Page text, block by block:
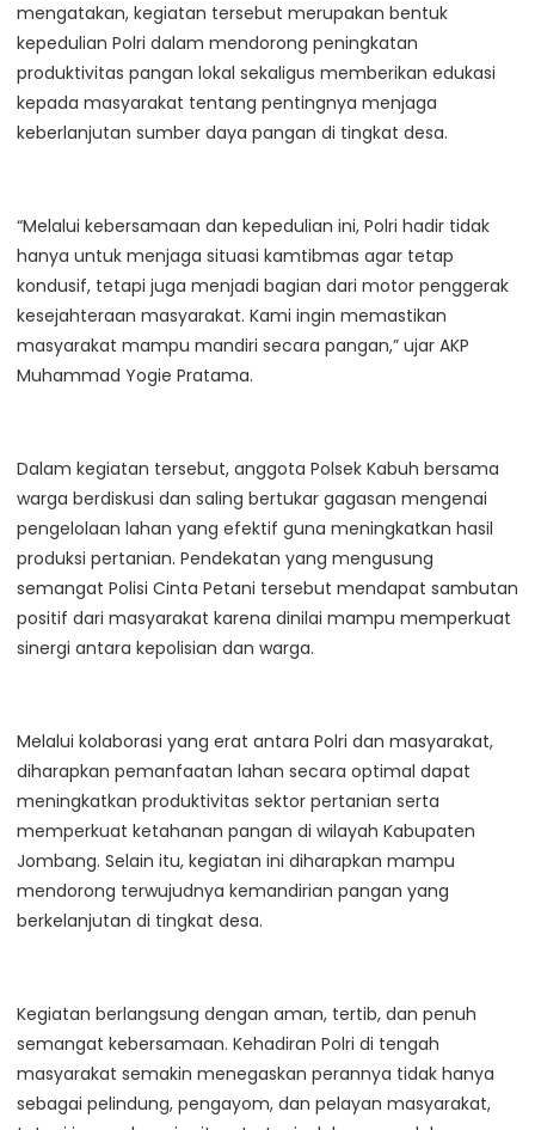
mengatakan, kegiatan tersebut merupakan bentuk
kepedulian Polri dalam mendorong peningkatan
produktivitas pangan lokal sekaligus memberikan edukasi
kepada masyarakat tentang pentingnya menjaga
keberlanjutan sumber daya pangan di tingkat desa.
“Melalui kebersamaan dan kepedulian ini, Polri hadir tidak
hanya untuk menjaga situasi kamtibmas agar tetap
kondusif, tetapi juga menjadi bagian dari motor penggerak
kesejahteraan masyarakat. Kami ingin memastikan
masyarakat mampu mandiri secara pangan,” ujar AKP
Muhammad Yogie Pratama.
Dalam kegiatan tersebut, anggota Polsek Kabuh bersama
warga berdiskusi dan saling bertukar gagasan mengenai
pengelolaan lahan yang efektif guna meningkatkan hasil
produksi pertanian. Pendekatan yang mengusung
semangat Polisi Cinta Petani tersebut mendapat sambutan
positif dari masyarakat karena dinilai mampu memperkuat
sinergi antara kepolisian dan warga.
Melalui kolaborasi yang erat antara Polri dan masyarakat,
diharapkan pemanfaatan lahan secara optimal dapat
meningkatkan produktivitas sektor pertanian serta
memperkuat ketahanan pangan di wilayah Kabupaten
Jombang. Selain itu, kegiatan ini diharapkan mampu
mendorong terwujudnya kemandirian pangan yang
berkelanjutan di tingkat desa.
Kegiatan berlangsung dengan aman, tertib, dan penuh
semangat kebersamaan. Kehadiran Polri di tengah
masyarakat semakin menegaskan perannya tidak hanya
sebagai pelindung, pengayom, dan pelayan masyarakat,